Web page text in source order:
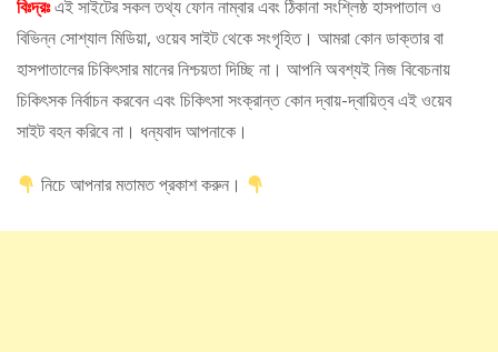
বিঃদ্রঃএই সাইটের সকল তথ্য ফোন নাম্বার এবং ঠিকানা সংশ্লিষ্ঠ হাসপাতাল ও
বিভিন্ন সোশ্যাল মিডিয়া, ওয়েব সাইট থেকে সংগৃহিত। আমরা কোন ডাক্তার বা
হাসপাতালের চিকিৎসার মানের নিশ্চয়তা দিচ্ছি না। আপনি অবশ্যই নিজ বিবেচনায়
চিকিৎসক নির্বাচন করবেন এবং চিকিৎসা সংক্রান্ত কোন দ্বায়-দ্বায়িত্ব এই ওয়েব
সাইট বহন করিবে না। ধন্যবাদ আপনাকে।
নিচে আপনার মতামত প্রকাশ করুন।